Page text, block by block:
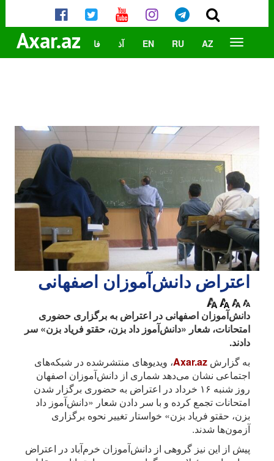
Axar.az AZ
RU
EN آذ فا
اعتراض دانش‌آموزان اصفهانی
دانش‌آموزان اصفهانی در اعتراض به برگزاری حضوری
امتحانات، شعار «دانش‌آموز داد بزن، حقتو فریاد بزن» سر
دادند.
به گزارش Axar.az، ویدیوهای منتشرشده در شبکه‌های
اجتماعی نشان می‌دهد شماری از دانش‌آموزان اصفهان
روز شنبه ۱۶ خرداد در اعتراض به حضوری برگزار شدن
امتحانات تجمع کرده و با سر دادن شعار «دانش‌آموز داد
بزن، حقتو فریاد بزن» خواستار تغییر نحوه برگزاری
آزمون‌ها شدند.
پیش از این نیز گروهی از دانش‌آموزان خرم‌آباد در اعتراض